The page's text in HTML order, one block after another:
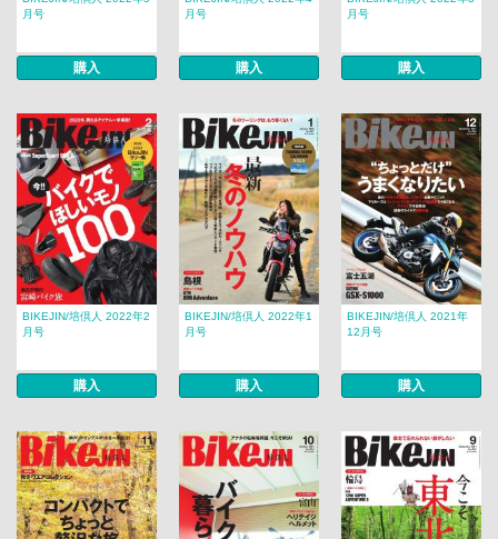
月号
購入
月号
購入
月号
購入
BIKEJIN/培倶人 2022年2
月号
購入
BIKEJIN/培倶人 2022年1
月号
購入
BIKEJIN/培倶人 2021年
12月号
購入